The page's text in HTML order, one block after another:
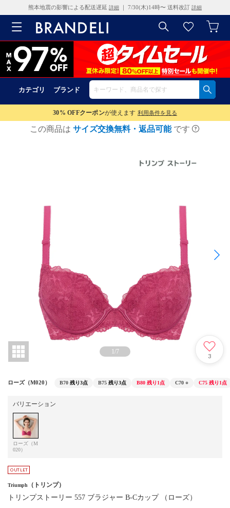
熊本地震の影響による配送遅延 詳細 ｜ 7/30(木)14時〜 送料改訂 詳細
カテゴリ ブランド
30% OFFクーポンが使えます 利用条件を見る
この商品は サイズ交換無料・返品可能 です
1/7
3
ローズ（M020） B70 残り3点 B75 残り3点 B80 残り1点 C70 ○ C75 残り1点
バリエーション
ローズ（M
020）
Triumph （トリンプ）
トリンプストーリー 557 ブラジャー B-Cカップ （ローズ）